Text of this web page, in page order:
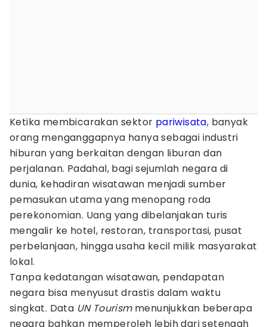
Ketika membicarakan sektor pariwisata, banyak
orang menganggapnya hanya sebagai industri
hiburan yang berkaitan dengan liburan dan
perjalanan. Padahal, bagi sejumlah negara di
dunia, kehadiran wisatawan menjadi sumber
pemasukan utama yang menopang roda
perekonomian. Uang yang dibelanjakan turis
mengalir ke hotel, restoran, transportasi, pusat
perbelanjaan, hingga usaha kecil milik masyarakat
lokal.
Tanpa kedatangan wisatawan, pendapatan
negara bisa menyusut drastis dalam waktu
singkat. Data UN Tourismmenunjukkan beberapa
negara bahkan memperoleh lebih dari setengah